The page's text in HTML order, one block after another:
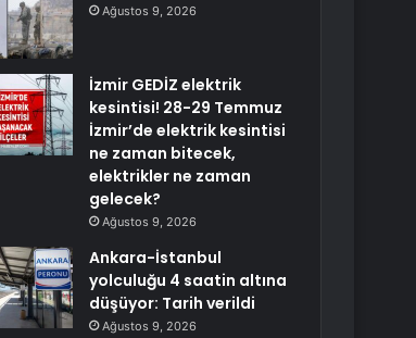
Ağustos 9, 2026
İzmir GEDİZ elektrik
kesintisi! 28-29 Temmuz
İzmir’de elektrik kesintisi
ne zaman bitecek,
elektrikler ne zaman
gelecek?
Ağustos 9, 2026
Ankara-İstanbul
yolculuğu 4 saatin altına
düşüyor: Tarih verildi
Ağustos 9, 2026